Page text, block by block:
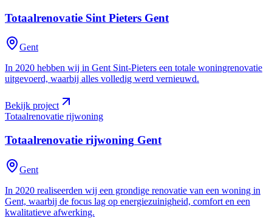
Totaalrenovatie Sint Pieters Gent
Gent
In 2020 hebben wij in Gent Sint-Pieters een totale woningrenovatie
uitgevoerd, waarbij alles volledig werd vernieuwd.
Bekijk project
Totaalrenovatie rijwoning
Totaalrenovatie rijwoning Gent
Gent
In 2020 realiseerden wij een grondige renovatie van een woning in
Gent, waarbij de focus lag op energiezuinigheid, comfort en een
kwalitatieve afwerking.